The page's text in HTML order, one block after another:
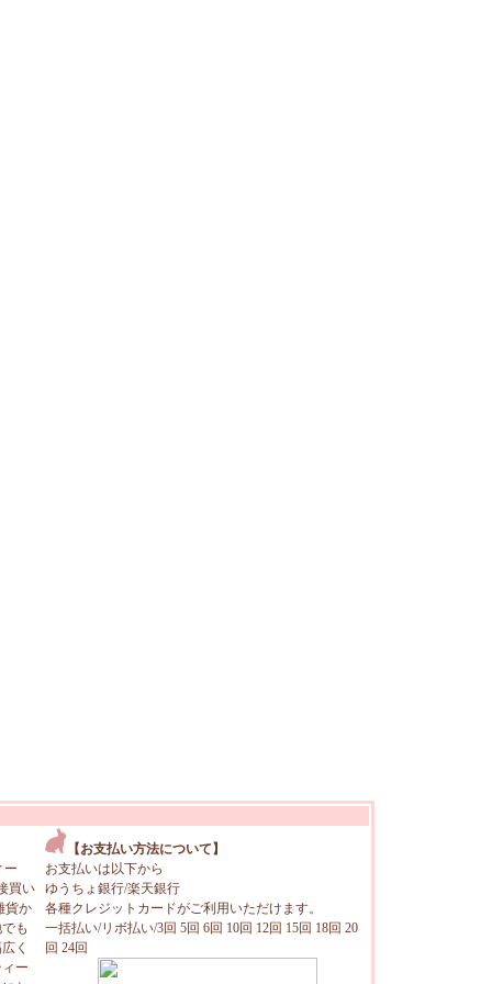
ー
買い
貨か
も
く
ー
【お支払い方法について】
お支払いは以下から
ゆうちょ銀行/楽天銀行
各種クレジットカードがご利用いただけます。
一括払い/リボ払い/3回 5回 6回 10回 12回 15回 18回 20
回 24回